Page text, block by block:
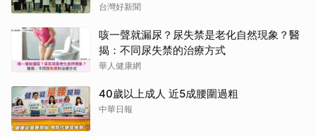
台灣好新聞
咳一聲就漏尿？尿失禁是老化自然現象？醫
揭：不同尿失禁的治療方式
華人健康網
40歲以上成人 近5成腰圍過粗
中華日報